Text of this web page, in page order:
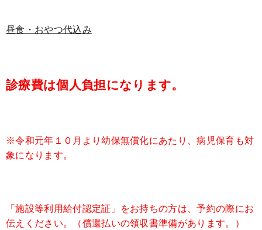
昼食・おやつ代込み
診療費は個人負担になります。
※令和元年１０月より幼保無償化にあたり、病児保育も対
象になります。
「施設等利用給付認定証」をお持ちの方は、予約の際にお
伝えください。（償還払いの領収書準備があります。）